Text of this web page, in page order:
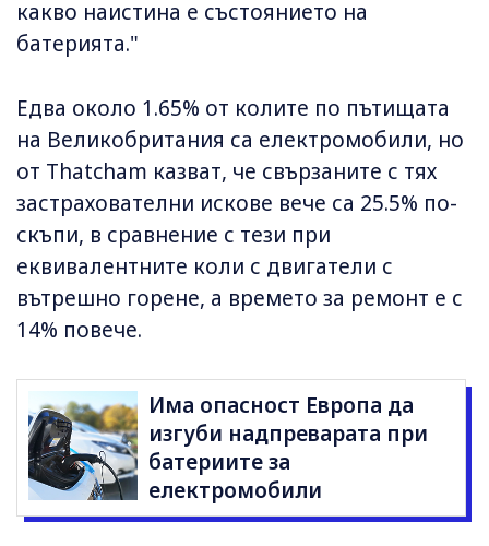
какво наистина е състоянието на
батерията."
Едва около 1.65% от колите по пътищата
на Великобритания са електромобили, но
от Thatcham казват, че свързаните с тях
застрахователни искове вече са 25.5% по-
скъпи, в сравнение с тези при
еквивалентните коли с двигатели с
вътрешно горене, а времето за ремонт е с
14% повече.
Има опасност Европа да
изгуби надпреварата при
батериите за
електромобили